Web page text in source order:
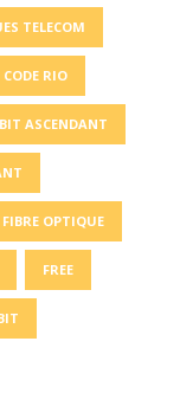
TELECOM
CODE RIO
ASCENDANT
FIBRE OPTIQUE
FREE